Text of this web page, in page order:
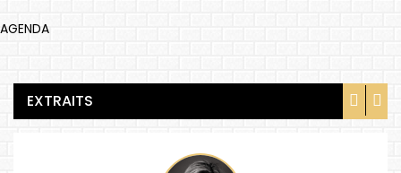
AGENDA
EXTRAITS